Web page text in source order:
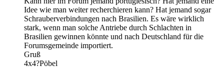
Idee wie man weiter recherchieren kann? Hat jemand sogar
Schrauberverbindungen nach Brasilien. Es wäre wirklich
stark, wenn man solche Antriebe durch Schlachten in
Brasilien gewinnen könnte und nach Deutschland für die
Forumsgemeinde importiert.
Gruß
4x4?Pöbel